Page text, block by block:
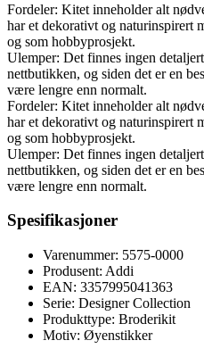
Fordeler: Kitet inneholder alt
har et dekorativt og naturinspirert
og som hobbyprosjekt.
Ulemper: Det finnes ingen
nettbutikken, og siden det er en
være lengre enn normalt.
Fordeler: Kitet inneholder alt
har et dekorativt og naturinspirert
og som hobbyprosjekt.
Ulemper: Det finnes ingen
nettbutikken, og siden det er en
være lengre enn normalt.
Spesifikasjoner
Varenummer: 5575-0000
Produsent: Addi
EAN: 3357995041363
Serie: Designer Collection
Produkttype: Broderikit
Motiv: Øyenstikker